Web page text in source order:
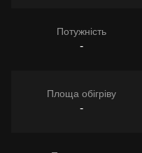
Потужність
-
Площа обігріву
-